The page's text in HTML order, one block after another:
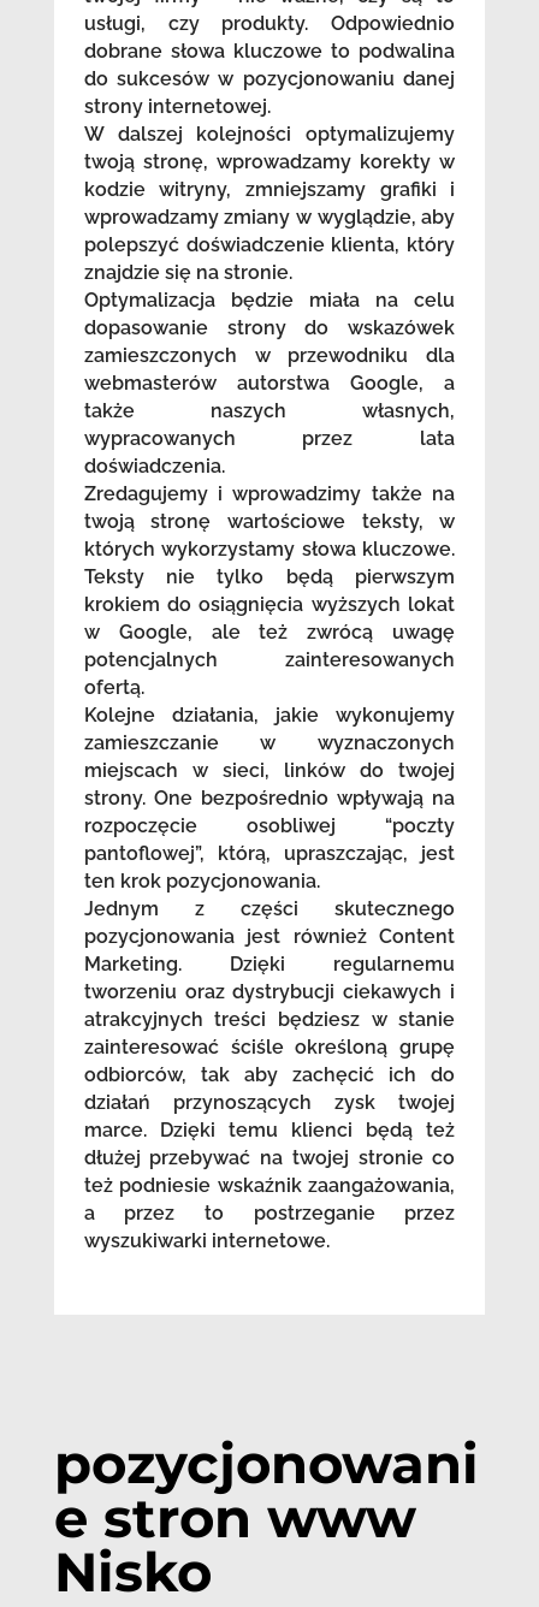
usługi, czy produkty. Odpowiednio
dobrane słowa kluczowe to podwalina
do sukcesów w pozycjonowaniu danej
strony internetowej.
W dalszej kolejności optymalizujemy
twoją stronę, wprowadzamy korekty w
kodzie witryny, zmniejszamy grafiki i
wprowadzamy zmiany w wyglądzie, aby
polepszyć doświadczenie klienta, który
znajdzie się na stronie.
Optymalizacja będzie miała na celu
dopasowanie strony do wskazówek
zamieszczonych w przewodniku dla
webmasterów autorstwa Google, a
także naszych własnych,
wypracowanych przez lata
doświadczenia.
Zredagujemy i wprowadzimy także na
twoją stronę wartościowe teksty, w
których wykorzystamy słowa kluczowe.
Teksty nie tylko będą pierwszym
krokiem do osiągnięcia wyższych lokat
w Google, ale też zwrócą uwagę
potencjalnych zainteresowanych
ofertą.
Kolejne działania, jakie wykonujemy
zamieszczanie w wyznaczonych
miejscach w sieci, linków do twojej
strony. One bezpośrednio wpływają na
rozpoczęcie osobliwej “poczty
pantoflowej”, którą, upraszczając, jest
ten krok pozycjonowania.
Jednym z części skutecznego
pozycjonowania jest również Content
Marketing. Dzięki regularnemu
tworzeniu oraz dystrybucji ciekawych i
atrakcyjnych treści będziesz w stanie
zainteresować ściśle określoną grupę
odbiorców, tak aby zachęcić ich do
działań przynoszących zysk twojej
marce. Dzięki temu klienci będą też
dłużej przebywać na twojej stronie co
też podniesie wskaźnik zaangażowania,
a przez to postrzeganie przez
wyszukiwarki internetowe.
pozycjonowani
e stron www
Nisko